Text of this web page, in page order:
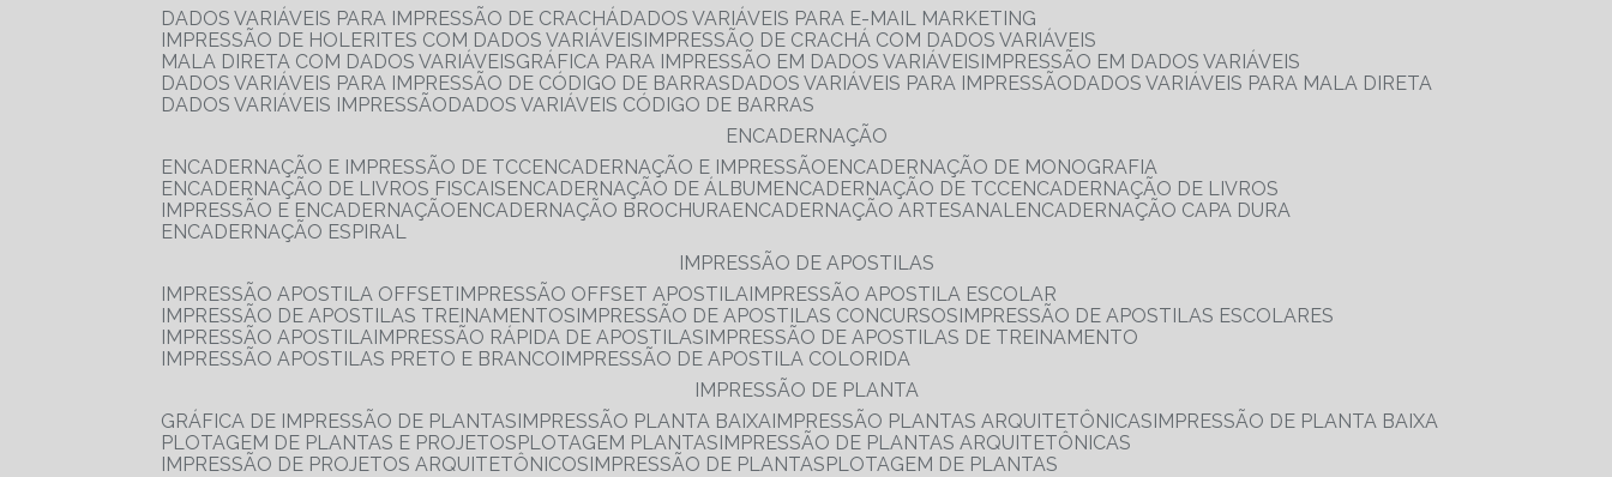
DADOS VARIÁVEIS PARA IMPRESSÃO DE CRACHÁ
DADOS VARIÁVEIS PARA E-MAIL MARKETING
IMPRESSÃO DE HOLERITES COM DADOS VARIÁVEIS IMPRESSÃO DE CRACHÁ COM DADOS VARIÁVEIS
MALA DIRETA COM DADOS VARIÁVEIS
GRÁFICA PARA IMPRESSÃO EM DADOS VARIÁVEIS IMPRESSÃO EM DADOS VARIÁVEIS
DADOS VARIÁVEIS PARA IMPRESSÃO DE CÓDIGO DE BARRAS
DADOS VARIÁVEIS PARA IMPRESSÃO
DADOS VARIÁVEIS PARA MALA DIRETA
DADOS VARIÁVEIS IMPRESSÃO
DADOS VARIÁVEIS CÓDIGO DE BARRAS
ENCADERNAÇÃO
ENCADERNAÇÃO E IMPRESSÃO DE TCC
ENCADERNAÇÃO E IMPRESSÃO
ENCADERNAÇÃO DE MONOGRAFIA
ENCADERNAÇÃO DE LIVROS FISCAIS
ENCADERNAÇÃO DE ÁLBUM ENCADERNAÇÃO DE TCC
ENCADERNAÇÃO DE LIVROS
IMPRESSÃO E ENCADERNAÇÃO
ENCADERNAÇÃO BROCHURA ENCADERNAÇÃO ARTESANAL
ENCADERNAÇÃO CAPA DURA
ENCADERNAÇÃO ESPIRAL
IMPRESSÃO DE APOSTILAS
IMPRESSÃO APOSTILA OFFSET IMPRESSÃO OFFSET APOSTILA IMPRESSÃO APOSTILA ESCOLAR
IMPRESSÃO DE APOSTILAS TREINAMENTOS IMPRESSÃO DE APOSTILAS CONCURSOS IMPRESSÃO DE APOSTILAS ESCOLARES
IMPRESSÃO APOSTILA IMPRESSÃO RÁPIDA DE APOSTILAS IMPRESSÃO DE APOSTILAS DE TREINAMENTO
IMPRESSÃO APOSTILAS PRETO E BRANCO IMPRESSÃO DE APOSTILA COLORIDA
IMPRESSÃO DE PLANTA
GRÁFICA DE IMPRESSÃO DE PLANTAS IMPRESSÃO PLANTA BAIXA IMPRESSÃO PLANTAS ARQUITETÔNICAS IMPRESSÃO DE PLANTA BAIXA
PLOTAGEM DE PLANTAS E PROJETOS
PLOTAGEM PLANTAS IMPRESSÃO DE PLANTAS ARQUITETÔNICAS
IMPRESSÃO DE PROJETOS ARQUITETÔNICOS IMPRESSÃO DE PLANTAS
PLOTAGEM DE PLANTAS